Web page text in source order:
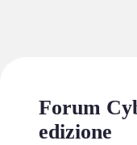
Forum
edizione